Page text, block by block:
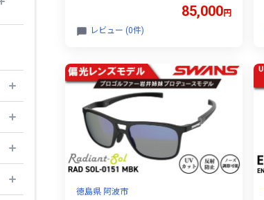
野球 ドライブ 運転 自転車 マラソン
ランニング めがね 眼鏡 アイウェア
アクセサリー プレゼント ギフト 贈
NOX EIGHT8 G2 EN8G2-2051 MITﾚｯ
ﾄﾞ ﾍﾝｺｳ MAW
85,000円
レビュー (0件)
徳島県 阿波市